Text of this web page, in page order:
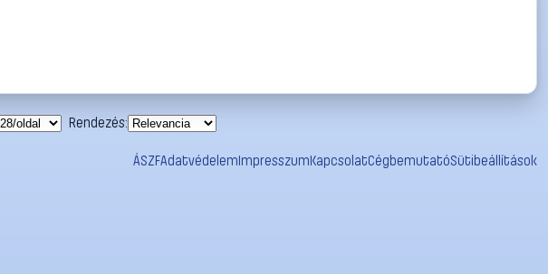
Rendezés:
ÁSZFAdatvédelemImpresszumKapcsolatCégbemutatóSütibeállítások